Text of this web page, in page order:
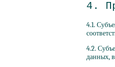
4.
4.1.
4.2.
данных,